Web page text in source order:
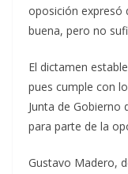
oposición expresó
buena, pero no
El dictamen
pues cumple con
Junta de Gobierno
para parte de la
Gustavo Madero,